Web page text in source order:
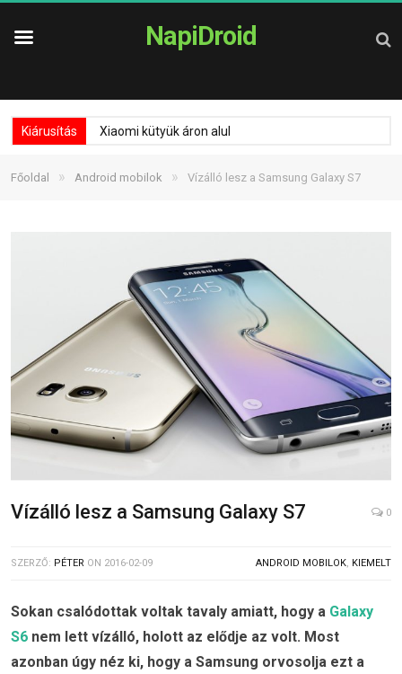
NapiDroid
Kiárusítás Xiaomi kütyük áron alul
Főoldal » Android mobilok » Vízálló lesz a Samsung Galaxy S7
Vízálló lesz a Samsung Galaxy S7 0
SZERZŐ: PÉTER ON 2016-02-09 ANDROID MOBILOK, KIEMELT
Sokan csalódottak voltak tavaly amiatt, hogy a Galaxy
S6 nem lett vízálló, holott az elődje az volt. Most
azonban úgy néz ki, hogy a Samsung orvosolja ezt a